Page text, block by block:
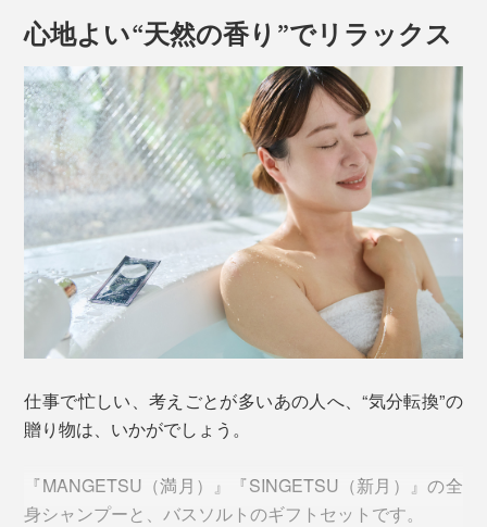
心地よい“天然の香り”でリラックス
仕事で忙しい、考えごとが多いあの人へ、“気分転換”の
贈り物は、いかがでしょう。
『MANGETSU（満月）』『SINGETSU（新月）』の全
身シャンプーと、バスソルトのギフトセットです。